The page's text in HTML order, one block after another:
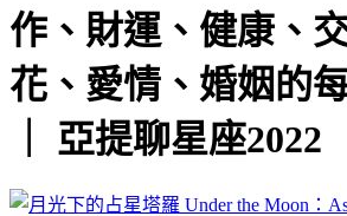
作、財運、健康、
花、愛情、婚姻的
｜ 亞提聊星座2022